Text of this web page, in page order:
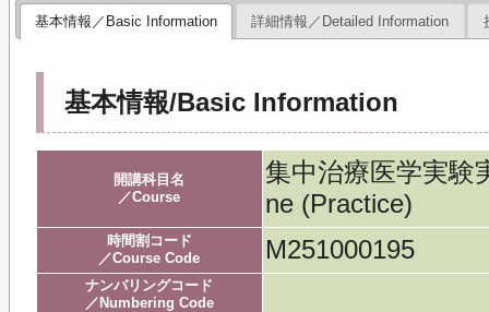
基本情報／Basic Information 詳細情報／Detailed Information
基本情報/Basic Information
開講科目名
／Course
集中治療医学実験
ne (Practice)
時間割コード
／Course Code
M251000195
ナンバリングコード
／Numbering Code